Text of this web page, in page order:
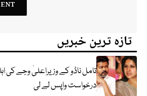
تازہ ترین خبریں
تامل ناڈو کے وزیراعلیٰ وجے کی
درخواست واپس لے لی